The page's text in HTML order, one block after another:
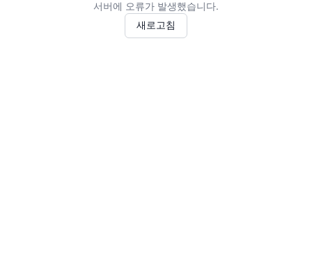
서버에 오류가 발생했습니다.
새로고침